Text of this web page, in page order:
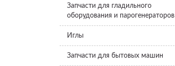
Запчасти для гладильного
оборудования и парогенераторов
Иглы
Запчасти для бытовых машин